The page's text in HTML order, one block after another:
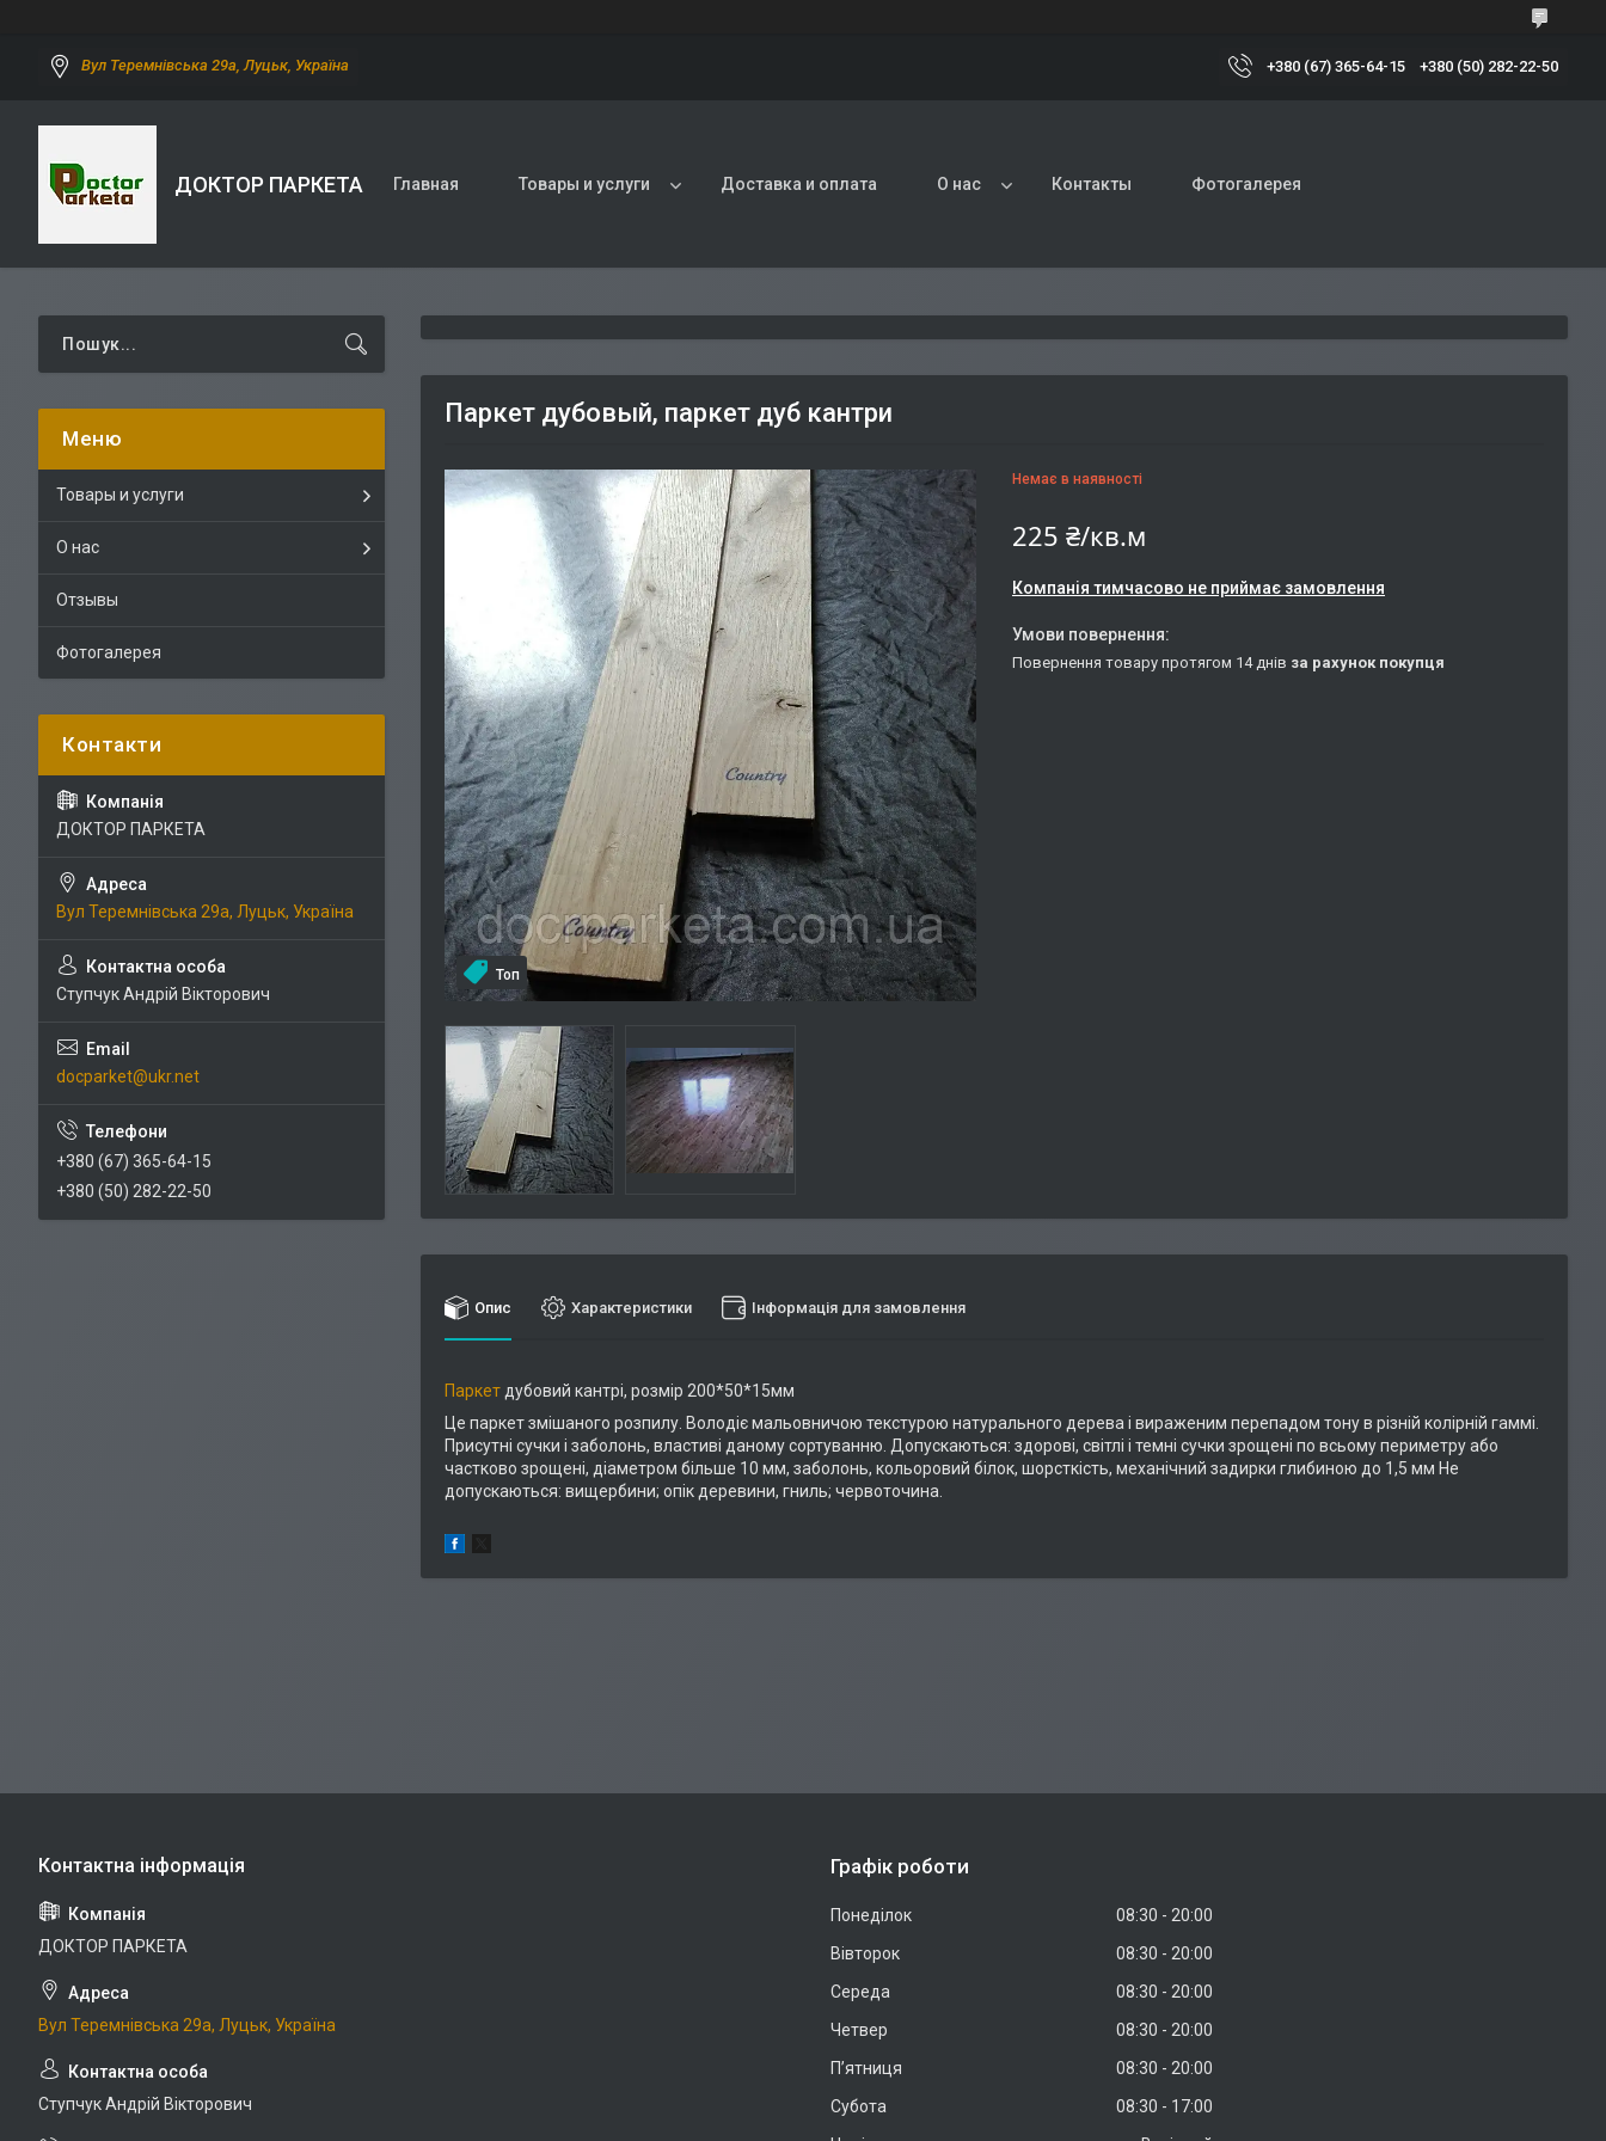
Вул Теремнівська 29а, Луцьк, Україна +380 (67) 365-64-15 +380 (50) 282-22-50
ДОКТОР ПАРКЕТА Главная Товары и услуги Доставка и оплата О нас Контакты Фотогалерея
Паркет дубовый, паркет дуб кантри
Топ
Немає в наявності
225 ₴/кв.м
Компанія тимчасово не приймає замовлення
повернення товару протягом 14 днів за рахунок покупця
Опис Характеристики Інформація для замовлення
Паркет дубовий кантрі, розмір 200*50*15мм
Це паркет змішаного розпилу. Володіє мальовничою текстурою натурального дерева і вираженим перепадом тону в різній колірній гаммі.
Присутні сучки і заболонь, властиві даному сортуванню. Допускаються: здорові, світлі і темні сучки зрощені по всьому периметру або
частково зрощені, діаметром більше 10 мм, заболонь, кольоровий білок, шорсткість, механічний задирки глибиною до 1,5 мм Не
допускаються: вищербини; опік деревини, гниль; червоточина.
Товары и услуги
О нас
Отзывы
Фотогалерея
ДОКТОР ПАРКЕТА
Вул Теремнівська 29а, Луцьк, Україна
Ступчук Андрій Вікторович
docparket@ukr.net
+380 (67) 365-64-15
+380 (50) 282-22-50
ДОКТОР ПАРКЕТА
Вул Теремнівська 29а, Луцьк, Україна
Ступчук Андрій Вікторович
Графік роботи
Понеділок 08:30
20:00
Вівторок
08:30
20:00
Середа
08:30
20:00
Четвер
08:30
20:00
Пʼятниця
08:30
20:00
Субота
08:30
17:00